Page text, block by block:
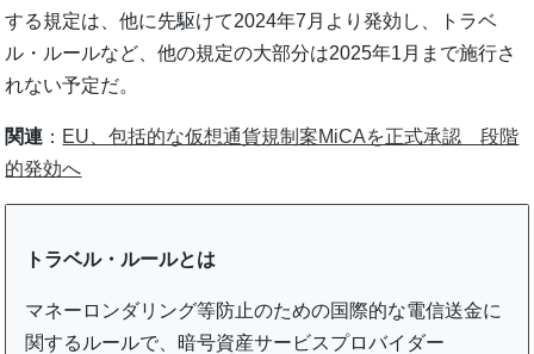
する規定は、他に先駆けて2024年7月より発効し、トラベ
ル・ルールなど、他の規定の大部分は2025年1月まで施行さ
れない予定だ。
関連 ： EU、包括的な仮想通貨規制案MiCAを正式承認 段階
的発効へ
トラベル・ルールとは
マネーロンダリング等防止のための国際的な電信送金に
関するルールで、暗号資産サービスプロバイダー